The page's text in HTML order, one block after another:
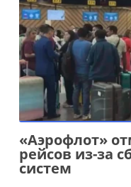
«Аэрофлот»
рейсов из-за
систем